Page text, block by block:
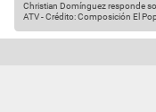
Christian Domínguez responde
ATV-Crédito: Composición El